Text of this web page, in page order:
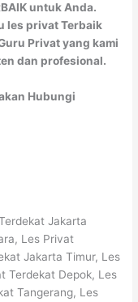
untuk Anda.
les privat Terbaik
Privat yang kami
dan profesional.
Hubungi
Jakarta
Les Privat
Jakarta Timur, Les
Terdekat Depok, Les
Tangerang, Les